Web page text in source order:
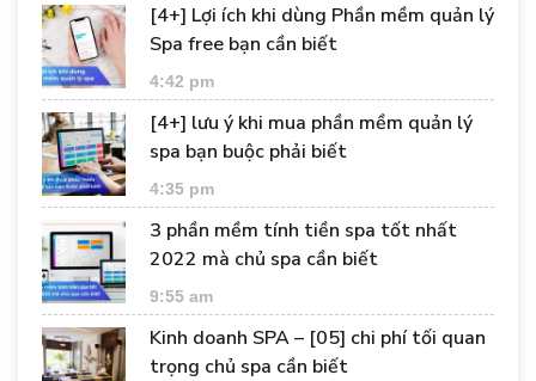
[4+] Lợi ích khi dùng Phần mềm quản lý
Spa free bạn cần biết
4:42 pm
[4+] lưu ý khi mua phần mềm quản lý
spa bạn buộc phải biết
4:35 pm
3 phần mềm tính tiền spa tốt nhất
2022 mà chủ spa cần biết
9:55 am
Kinh doanh SPA – [05] chi phí tối quan
trọng chủ spa cần biết